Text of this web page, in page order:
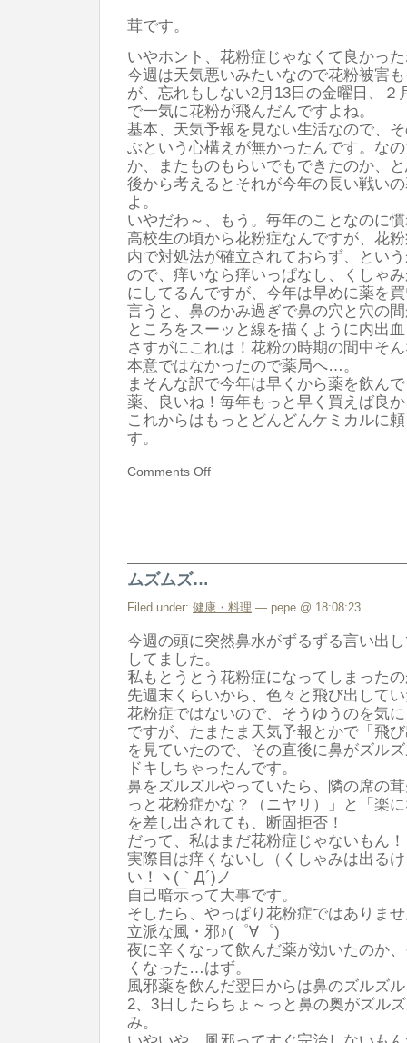
茸です。
いやホント、花粉症じゃなくて良かっ
今週は天気悪いみたいなので花粉被害
が、忘れもしない2月13日の金曜日、２
で一気に花粉が飛んだんですよね。
基本、天気予報を見ない生活なので、
ぶという心構えが無かったんです。な
か、またものもらいでもできたのか、
後から考えるとそれが今年の長い戦い
よ。
いやだわ～、もう。毎年のことなのに
高校生の頃から花粉症なんですが、花
内で対処法が確立されておらず、とい
ので、痒いなら痒いっぱなし、くしゃ
にしてるんですが、今年は早めに薬を
言うと、鼻のかみ過ぎで鼻の穴と穴の
ところをスーッと線を描くように内出
さすがにこれは！花粉の時期の間中そ
本意ではなかったので薬局へ…。
まそんな訳で今年は早くから薬を飲ん
薬、良いね！毎年もっと早く買えば良
これからはもっとどんどんケミカルに
す。
Comments Off
ムズムズ…
Filed under: 健康・料理 — pepe @ 18:08:23
今週の頭に突然鼻水がずるずる言い出
してました。
私もとうとう花粉症になってしまった
先週末くらいから、色々と飛び出して
花粉症ではないので、そうゆうのを気
ですが、たまたま天気予報とかで「飛
を見ていたので、その直後に鼻がズル
ドキしちゃったんです。
鼻をズルズルやっていたら、隣の席の
っと花粉症かな？（ニヤリ）」と「楽
を差し出されても、断固拒否！
だって、私はまだ花粉症じゃないもん！
実際目は痒くないし（くしゃみは出る
い！ヽ(｀Д´)ノ
自己暗示って大事です。
そしたら、やっぱり花粉症ではありま
立派な風・邪♪(゜∀゜)
夜に辛くなって飲んだ薬が効いたのか
くなった…はず。
風邪薬を飲んだ翌日からは鼻のズルズ
2、3日したらちょ～っと鼻の奥がズル
み。